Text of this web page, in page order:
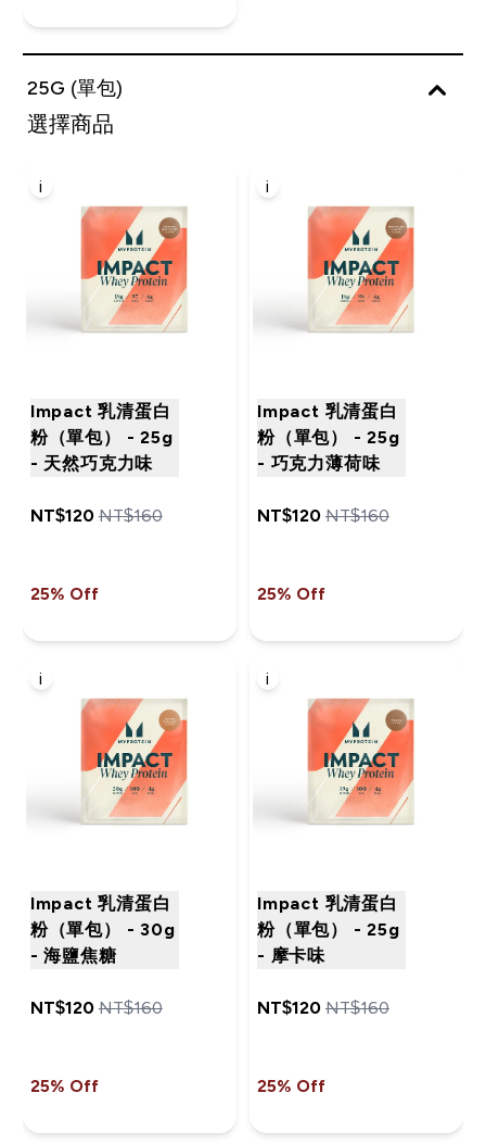
25G (單包)
選擇商品
i
Impact 乳清蛋白
粉（單包） - 25g
- 天然巧克力味
NT$120‎NT$160‎
25% Off
i
Impact 乳清蛋白
粉（單包） - 25g
- 巧克力薄荷味
NT$120‎ NT$160‎
25% Off
i
Impact 乳清蛋白
粉（單包） - 30g
- 海鹽焦糖
NT$120‎NT$160‎
25% Off
i
Impact 乳清蛋白
粉（單包） - 25g
- 摩卡味
NT$120‎ NT$160‎
25% Off